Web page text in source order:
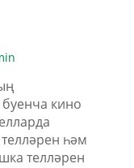
кино
һәм
телләрен